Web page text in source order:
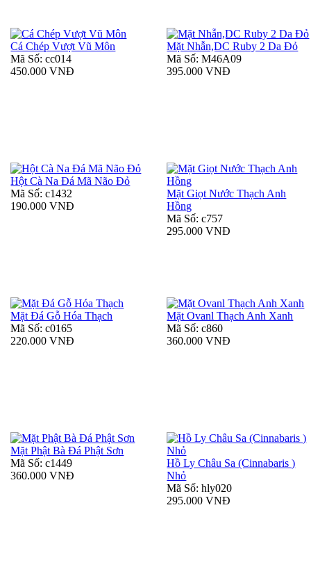
Cá Chép Vượt Vũ Môn
Mã Số: cc014
450.000 VNĐ
Mặt Nhẫn,DC Ruby 2 Da Đỏ
Mã Số: M46A09
395.000 VNĐ
Hột Cà Na Đá Mã Não Đỏ
Mã Số: c1432
190.000 VNĐ
Mặt Giọt Nước Thạch Anh
Hồng
Mã Số: c757
295.000 VNĐ
Mặt Đá Gỗ Hóa Thạch
Mã Số: c0165
220.000 VNĐ
Mặt Ovanl Thạch Anh Xanh
Mã Số: c860
360.000 VNĐ
Mặt Phật Bà Đá Phật Sơn
Mã Số: c1449
360.000 VNĐ
Hồ Ly Châu Sa (Cinnabaris )
Nhỏ
Mã Số: hly020
295.000 VNĐ